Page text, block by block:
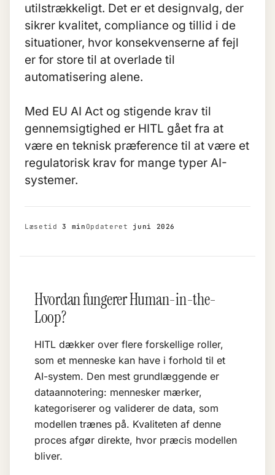
utilstrækkeligt. Det er et designvalg, der
sikrer kvalitet, compliance og tillid i de
situationer, hvor konsekvenserne af fejl
er for store til at overlade til
automatisering alene.
Med EU AI Act og stigende krav til
gennemsigtighed er HITL gået fra at
være en teknisk præference til at være et
regulatorisk krav for mange typer AI-
systemer.
Læsetid3 min Opdateret juni 2026
Hvordan fungerer Human-in-the-
Loop?
HITL dækker over flere forskellige roller,
som et menneske kan have i forhold til et
AI-system. Den mest grundlæggende er
dataannotering: mennesker mærker,
kategoriserer og validerer de data, som
modellen trænes på. Kvaliteten af denne
proces afgør direkte, hvor præcis modellen
bliver.